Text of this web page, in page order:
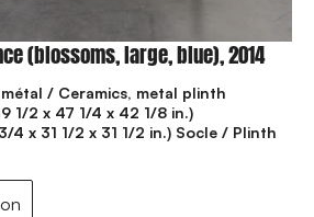
(blossoms, large, blue), 2014
/ Ceramics, metal plinth
1/2 x 47 1/4 x 42 1/8 in.)
4 x 31 1/2 x 31 1/2 in.) Socle / Plinth